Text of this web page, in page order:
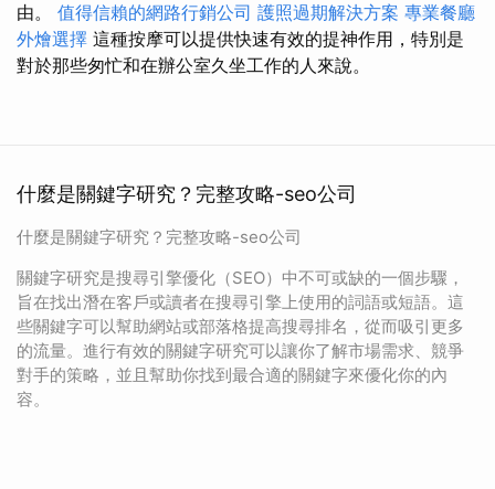
由。 值得信賴的網路行銷公司 護照過期解決方案 專業餐廳
外燴選擇 這種按摩可以提供快速有效的提神作用，特別是
對於那些匆忙和在辦公室久坐工作的人來說。
什麼是關鍵字研究？完整攻略-seo公司
什麼是關鍵字研究？完整攻略-seo公司
關鍵字研究是搜尋引擎優化（SEO）中不可或缺的一個步驟，
旨在找出潛在客戶或讀者在搜尋引擎上使用的詞語或短語。這
些關鍵字可以幫助網站或部落格提高搜尋排名，從而吸引更多
的流量。進行有效的關鍵字研究可以讓你了解市場需求、競爭
對手的策略，並且幫助你找到最合適的關鍵字來優化你的內
容。